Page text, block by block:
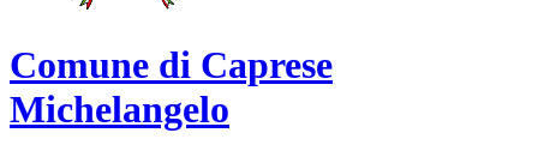
Comune di Caprese
Michelangelo